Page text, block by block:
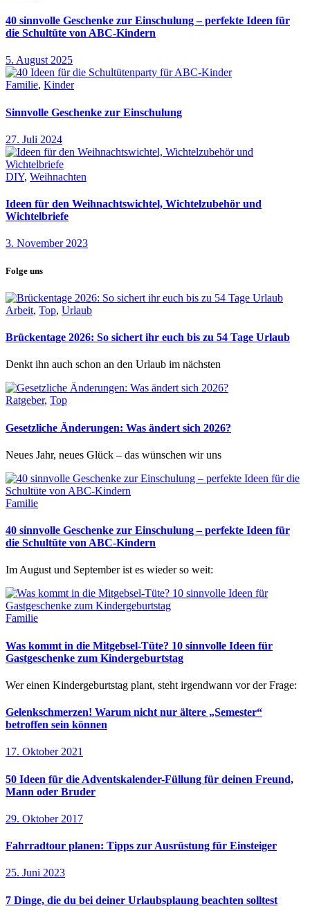
40 sinnvolle Geschenke zur Einschulung – perfekte Ideen für
die Schultüte von ABC-Kindern
5. August 2025
Familie, Kinder
Sinnvolle Geschenke zur Einschulung
27. Juli 2024
DIY, Weihnachten
Ideen für den Weihnachtswichtel, Wichtelzubehör und
Wichtelbriefe
3. November 2023
Folge uns
Arbeit, Top, Urlaub
Brückentage 2026: So sichert ihr euch bis zu 54 Tage Urlaub
Denkt ihn auch schon an den Urlaub im nächsten
Ratgeber, Top
Gesetzliche Änderungen: Was ändert sich 2026?
Neues Jahr, neues Glück – das wünschen wir uns
Familie
40 sinnvolle Geschenke zur Einschulung – perfekte Ideen für
die Schultüte von ABC-Kindern
Im August und September ist es wieder so weit:
Familie
Was kommt in die Mitgebsel-Tüte? 10 sinnvolle Ideen für
Gastgeschenke zum Kindergeburtstag
Wer einen Kindergeburtstag plant, steht irgendwann vor der Frage:
Gelenkschmerzen! Warum nicht nur ältere „Semester“
betroffen sein können
17. Oktober 2021
50 Ideen für die Adventskalender-Füllung für deinen Freund,
Mann oder Bruder
29. Oktober 2017
Fahrradtour planen: Tipps zur Ausrüstung für Einsteiger
25. Juni 2023
7 Dinge, die du bei deiner Urlaubsplaung beachten solltest